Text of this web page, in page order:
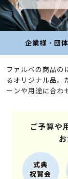
企業様・団
ファルベの商品の
るオリジナル品。
ーンや用途に合わ
ご予算や